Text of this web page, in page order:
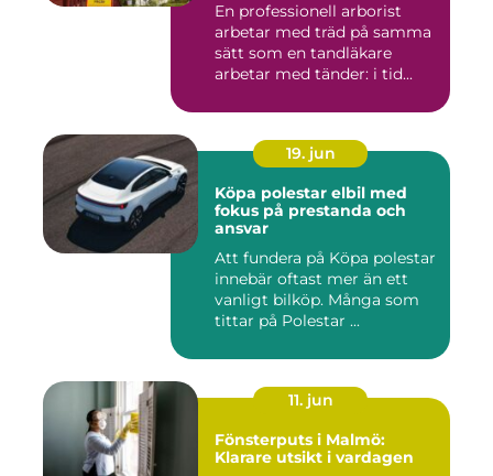
En professionell arborist
arbetar med träd på samma
sätt som en tandläkare
arbetar med tänder: i tid...
19. jun
Köpa polestar elbil med
fokus på prestanda och
ansvar
Att fundera på Köpa polestar
innebär oftast mer än ett
vanligt bilköp. Många som
tittar på Polestar ...
11. jun
Fönsterputs i Malmö:
Klarare utsikt i vardagen